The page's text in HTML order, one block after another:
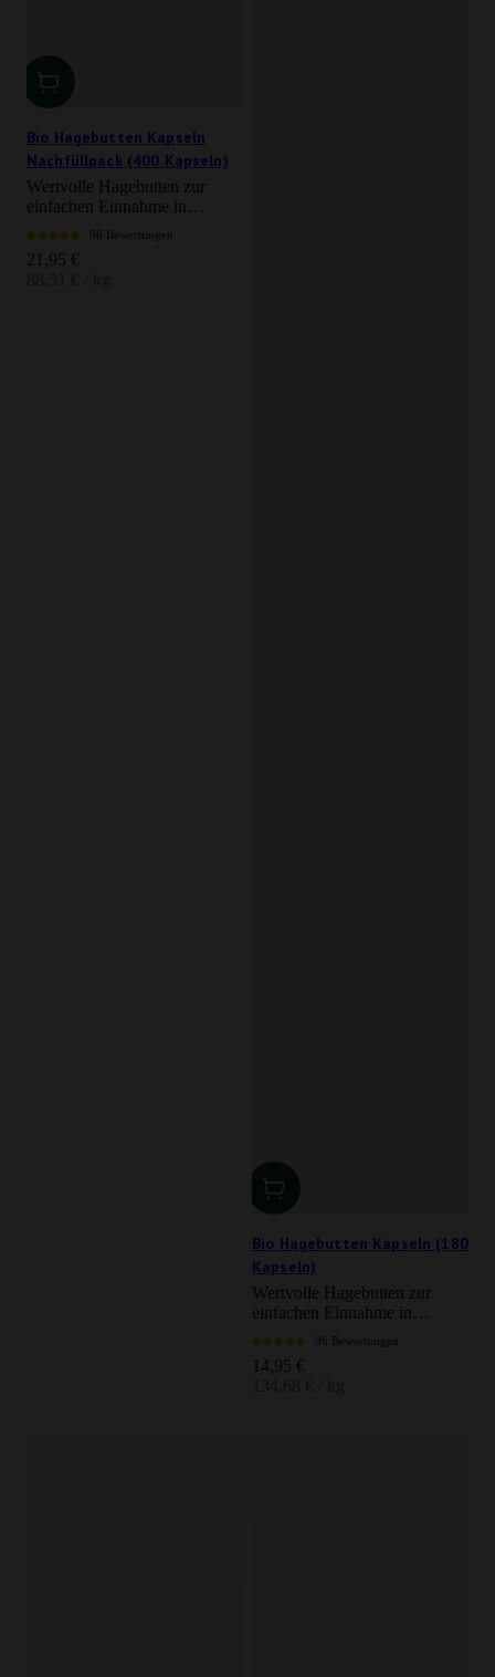
Bio Hagebutten Kapseln
Nachfüllpack (400 Kapseln)
Wertvolle Hagebutten zur
einfachen Einnahme in
Kapselform96 Bewertungen
Angebot
21,95 €
Bio Hagebutten Kapseln (180
Kapseln)
Wertvolle Hagebutten zur
einfachen Einnahme in
Kapselform96 Bewertungen
Angebot
14,95 €